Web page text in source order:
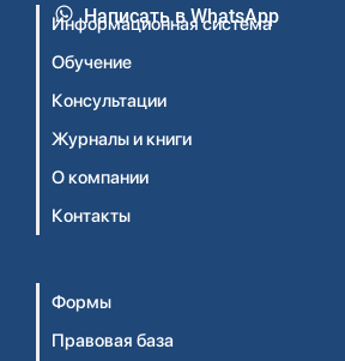
Написать в WhatsApp
Информационная система
Обучение
Консультации
Журналы и книги
О компании
Контакты
Формы
Правовая база